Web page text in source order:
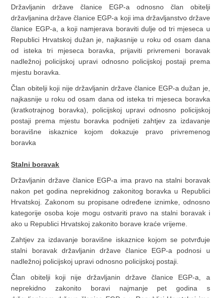
Državljanin države članice EGP-a odnosno član obitelji
državljanina države članice EGP-a koji ima državljanstvo države
članice EGP-a, a koji namjerava boraviti dulje od tri mjeseca u
Republici Hrvatskoj dužan je, najkasnije u roku od osam dana
od isteka tri mjeseca boravka, prijaviti privremeni boravak
nadležnoj policijskoj upravi odnosno policijskoj postaji prema
mjestu boravka.
Član obitelji koji nije državljanin države članice EGP-a dužan je,
najkasnije u roku od osam dana od isteka tri mjeseca boravka
(kratkotrajnog boravka), policijskoj upravi odnosno policijskoj
postaji prema mjestu boravka podnijeti zahtjev za izdavanje
boravišne iskaznice kojom dokazuje pravo privremenog
boravka
Stalni boravak
Državljanin države članice EGP-a ima pravo na stalni boravak
nakon pet godina neprekidnog zakonitog boravka u Republici
Hrvatskoj. Zakonom su propisane određene iznimke, odnosno
kategorije osoba koje mogu ostvariti pravo na stalni boravak i
ako u Republici Hrvatskoj zakonito borave kraće vrijeme.
Zahtjev za izdavanje boravišne iskaznice kojom se potvrđuje
stalni boravak državljanin države članice EGP-a podnosi u
nadležnoj policijskoj upravi odnosno policijskoj postaji.
Član obitelji koji nije državljanin države članice EGP-a, a
neprekidno zakonito boravi najmanje pet godina s